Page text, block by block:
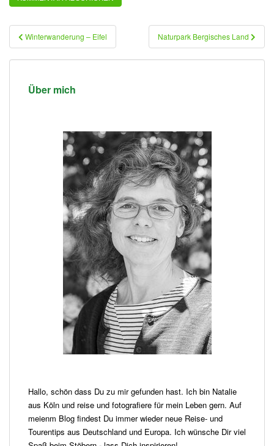
Beitragsnavigation
Winterwanderung – Eifel Naturpark Bergisches Land
Über mich
Hallo, schön dass Du zu mir gefunden hast. Ich bin Natalie
aus Köln und reise und fotografiere für mein Leben gern. Auf
meienm Blog findest Du immer wieder neue Reise- und
Tourentips aus Deutschland und Europa. Ich wünsche Dir viel